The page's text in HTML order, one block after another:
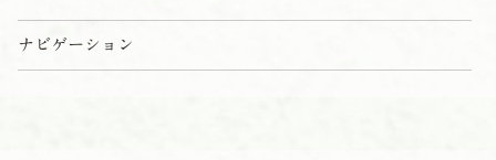
ナビゲーション